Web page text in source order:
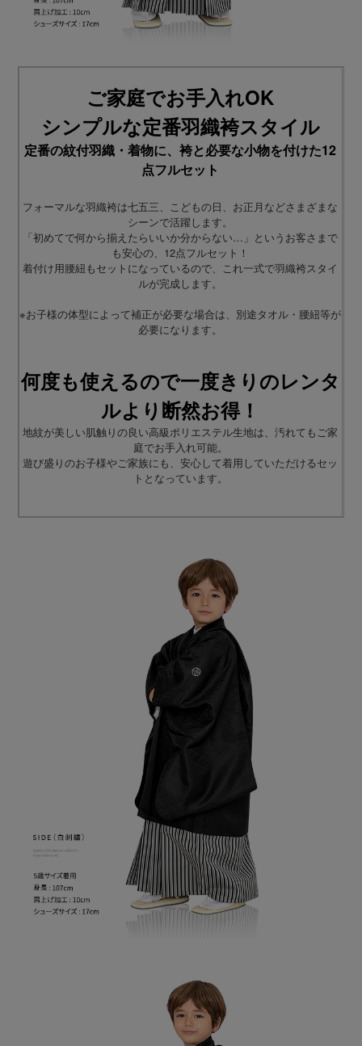
ご家庭でお手入れOK
シンプルな定番羽織袴スタイル
定番の紋付羽織・着物に、袴と必要な小物を付けた12
点フルセット
フォーマルな羽織袴は七五三、こどもの日、お正月などさまざまな
シーンで活躍します。
「初めてで何から揃えたらいいか分からない…」というお客さまで
も安心の、12点フルセット！
着付け用腰紐もセットになっているので、これ一式で羽織袴スタイ
ルが完成します。
※お子様の体型によって補正が必要な場合は、別途タオル・腰紐等が
必要になります。
何度も使えるので一度きりのレンタ
ルより断然お得！
地紋が美しい肌触りの良い高級ポリエステル生地は、汚れてもご家
庭でお手入れ可能。
遊び盛りのお子様やご家族にも、安心して着用していただけるセッ
トとなっています。